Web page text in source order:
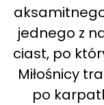
jednego z
ciast, po
Miłośnicy
po